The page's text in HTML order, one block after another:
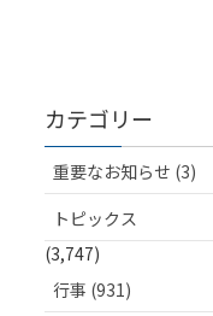
カテゴリー
重要なお知らせ (3)
トピックス
(3,747)
行事 (931)